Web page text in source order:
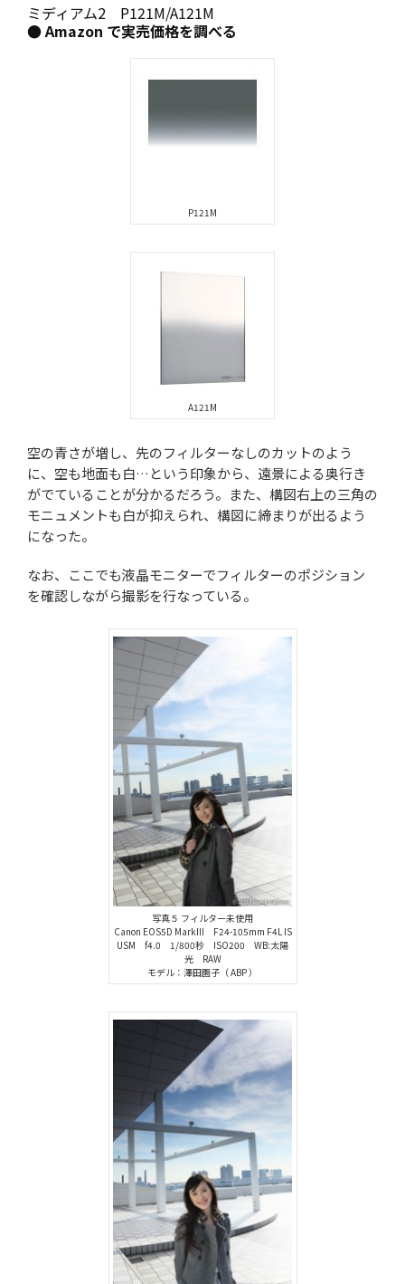
ミディアム2 P121M/A121M
● Amazon で実売価格を調べる
P121M
A121M
空の青さが増し、先のフィルターなしのカットのよう
に、空も地面も白…という印象から、遠景による奥行き
がでていることが分かるだろう。また、構図右上の三角の
モニュメントも白が抑えられ、構図に締まりが出るよう
になった。
なお、ここでも液晶モニターでフィルターのポジション
を確認しながら撮影を行なっている。
写真５ フィルター未使用
Canon EOS5D MarkIII F24-105mm F4L IS
USM f4.0 1/800秒 ISO200 WB:太陽
光 RAW
モデル：澤田園子（ ABP ）